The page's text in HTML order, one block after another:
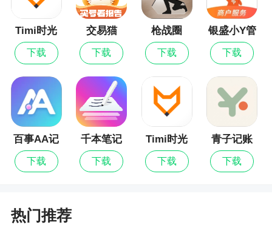
优化并修复了一些已知问题
Timi时光
记账最新
版
下载
交易猫
下载
枪战圈
下载
银盛小Y管
家
下载
百事AA记
账
下载
千本笔记
下载
Timi时光
记账
下载
青子记账
下载
热门推荐